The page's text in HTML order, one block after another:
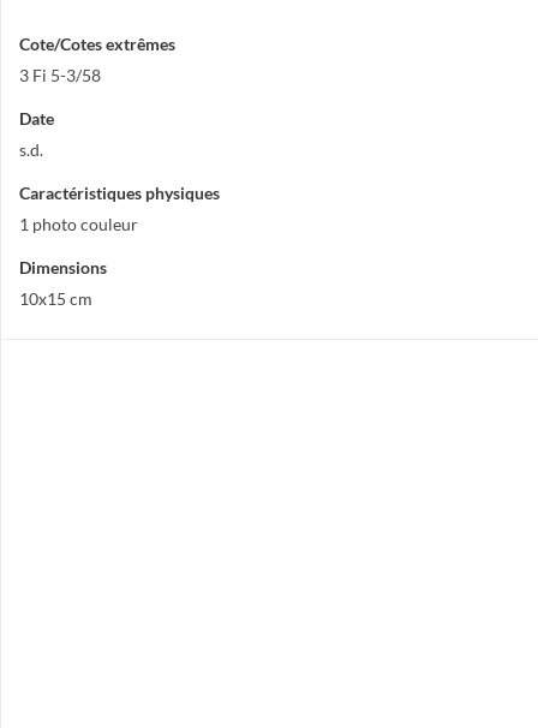
Cote/Cotes extrêmes
3 Fi 5-3/58
Date
s.d.
Caractéristiques physiques
1 photo couleur
Dimensions
10x15 cm